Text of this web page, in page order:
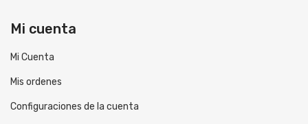
Mi cuenta
Mi Cuenta
Mis ordenes
Configuraciones de la cuenta